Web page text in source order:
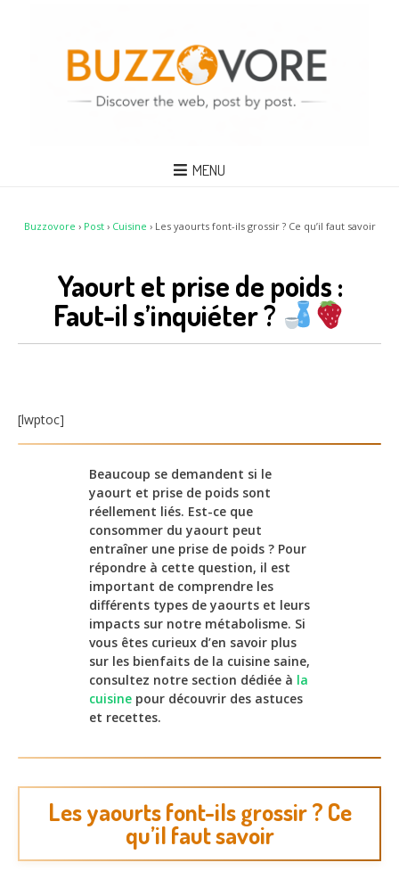
MENU
Buzzovore › Post› Cuisine › Les yaourts font-ils grossir ? Ce qu’il faut savoir
Yaourt et prise de poids :
Faut-il s’inquiéter ?
[lwptoc]
Beaucoup se demandent si le
yaourt et prise de poids sont
réellement liés. Est-ce que
consommer du yaourt peut
entraîner une prise de poids ? Pour
répondre à cette question, il est
important de comprendre les
différents types de yaourts et leurs
impacts sur notre métabolisme. Si
vous êtes curieux d’en savoir plus
sur les bienfaits de la cuisine saine,
consultez notre section dédiée à la
cuisine pour découvrir des astuces
et recettes.
Les yaourts font-ils grossir ? Ce
qu’il faut savoir